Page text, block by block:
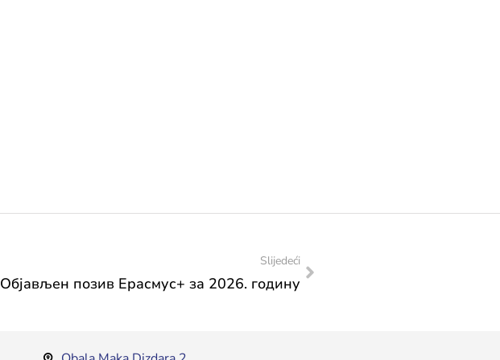
Slijedeći
Објављен позив Ерасмус+ за 2026. годину